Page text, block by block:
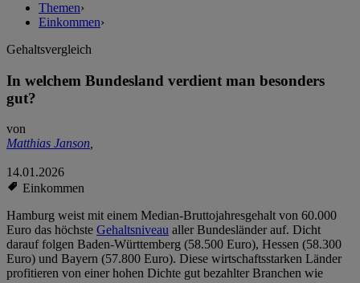
Themen›
Einkommen›
Gehaltsvergleich
In welchem Bundesland verdient man besonders
gut?
von
Matthias Janson,
14.01.2026
Einkommen
Hamburg weist mit einem Median-Bruttojahresgehalt von 60.000
Euro das höchste Gehaltsniveau aller Bundesländer auf. Dicht
darauf folgen Baden-Württemberg (58.500 Euro), Hessen (58.300
Euro) und Bayern (57.800 Euro). Diese wirtschaftsstarken Länder
profitieren von einer hohen Dichte gut bezahlter Branchen wie